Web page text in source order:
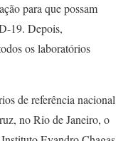
para que possam
19. Depois,
os laboratórios
de referência nacional
no Rio de Janeiro, o